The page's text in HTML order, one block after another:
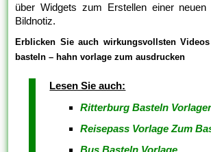
über Widgets zum Erstellen einer neuen
Bildnotiz.
Erblicken Sie auch wirkungsvollsten
basteln – hahn vorlage zum ausdrucken
Lesen Sie auch:
Ritterburg Basteln
Reisepass Vorlage Zum
Bus Basteln Vorlage